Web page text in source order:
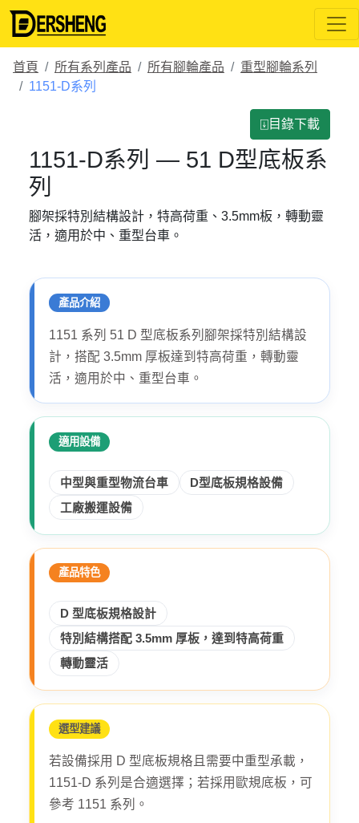
首頁 所有系列產品 所有腳輪產品
重型腳輪系列
1151-D系列
⍗目錄下載
1151-D系列 — 51 D型底板系
列
腳架採特別結構設計，特高荷重、3.5mm板，轉動靈
活，適用於中、重型台車。
產品介紹
1151 系列 51 D 型底板系列腳架採特別結構設
計，搭配 3.5mm 厚板達到特高荷重，轉動靈
活，適用於中、重型台車。
適用設備
中型與重型物流台車
D型底板規格設備
工廠搬運設備
產品特色
D 型底板規格設計
特別結構搭配 3.5mm 厚板，達到特高荷重
轉動靈活
選型建議
若設備採用 D 型底板規格且需要中重型承載，
1151-D 系列是合適選擇；若採用歐規底板，可
參考 1151 系列。